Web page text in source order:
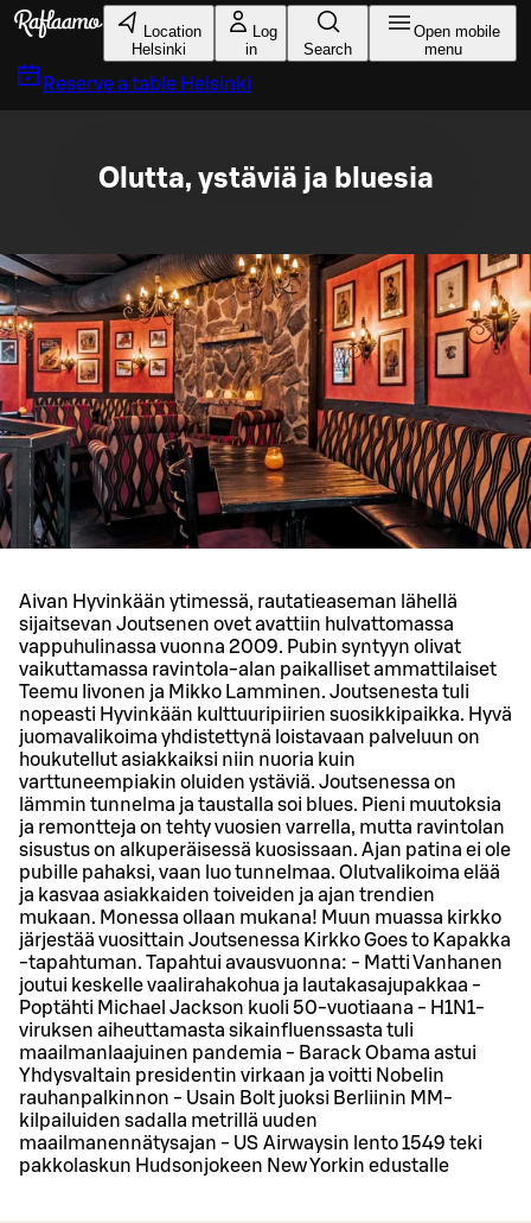
Skip to main content
Location
Helsinki
Log
in
Search
Open mobile
menu
Reserve a table Helsinki
Olutta, ystäviä ja bluesia
Aivan Hyvinkään ytimessä, rautatieaseman lähellä
sijaitsevan Joutsenen ovet avattiin hulvattomassa
vappuhulinassa vuonna 2009. Pubin syntyyn olivat
vaikuttamassa ravintola-alan paikalliset ammattilaiset
Teemu Iivonen ja Mikko Lamminen. Joutsenesta tuli
nopeasti Hyvinkään kulttuuripiirien suosikkipaikka. Hyvä
juomavalikoima yhdistettynä loistavaan palveluun on
houkutellut asiakkaiksi niin nuoria kuin
varttuneempiakin oluiden ystäviä. Joutsenessa on
lämmin tunnelma ja taustalla soi blues. Pieni muutoksia
ja remontteja on tehty vuosien varrella, mutta ravintolan
sisustus on alkuperäisessä kuosissaan. Ajan patina ei ole
pubille pahaksi, vaan luo tunnelmaa. Olutvalikoima elää
ja kasvaa asiakkaiden toiveiden ja ajan trendien
mukaan. Monessa ollaan mukana! Muun muassa kirkko
järjestää vuosittain Joutsenessa Kirkko Goes to Kapakka
-tapahtuman. Tapahtui avausvuonna: - Matti Vanhanen
joutui keskelle vaalirahakohua ja lautakasajupakkaa -
Poptähti Michael Jackson kuoli 50-vuotiaana - H1N1-
viruksen aiheuttamasta sikainfluenssasta tuli
maailmanlaajuinen pandemia - Barack Obama astui
Yhdysvaltain presidentin virkaan ja voitti Nobelin
rauhanpalkinnon - Usain Bolt juoksi Berliinin MM-
kilpailuiden sadalla metrillä uuden
maailmanennätysajan - US Airwaysin lento 1549 teki
pakkolaskun Hudsonjokeen New Yorkin edustalle